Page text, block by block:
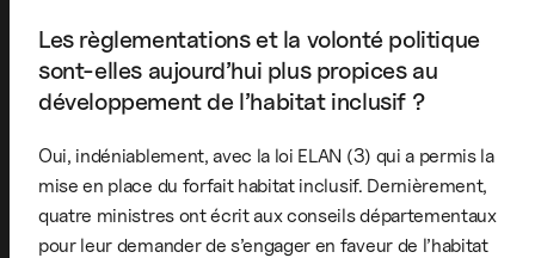
Les règlementations et la volonté politique
sont-elles aujourd’hui plus propices au
développement de l’habitat inclusif ?
Oui, indéniablement, avec la loi ELAN (3) qui a permis la
mise en place du forfait habitat inclusif. Dernièrement,
quatre ministres ont écrit aux conseils départementaux
pour leur demander de s’engager en faveur de l’habitat